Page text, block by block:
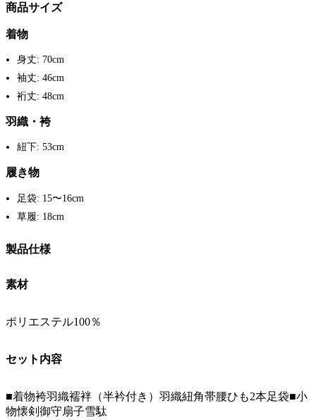
商品サイズ
着物
身丈: 70cm
袖丈: 46cm
裄丈: 48cm
羽織・袴
紐下: 53cm
履き物
足袋: 15〜16cm
草履: 18cm
製品仕様
素材
ポリエステル100％
セット内容
■着物袴羽織襦袢（半衿付き）羽織紐角帯腰ひも2本足袋■小
物懐剣御守扇子雪駄